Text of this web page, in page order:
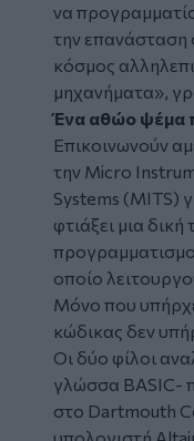
να
την επανάσταση
κόσμος
μηχανήματα»,
Ένα αθώο ψέμα
Επικοινωνούν
την Micro
Systems (MITS)
φτιάξει μια
οποίο
Μόνο που
κώδικας δεν
Οι δύο φίλοι
γλώσσα BASIC-
στο Dartmouth